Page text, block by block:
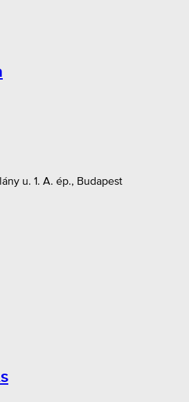
u. 1. A. ép., Budapest